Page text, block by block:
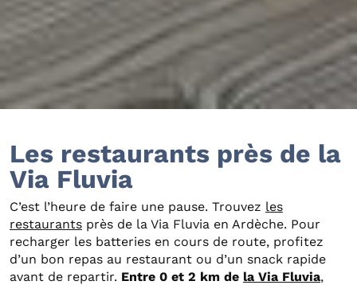
Les restaurants près de la
Via Fluvia
C’est l’heure de faire une pause. Trouvez les
restaurants près de la Via Fluvia en Ardèche. Pour
recharger les batteries en cours de route, profitez
d’un bon repas au restaurant ou d’un snack rapide
avant de repartir. Entre 0 et 2 km de la Via Fluvia,